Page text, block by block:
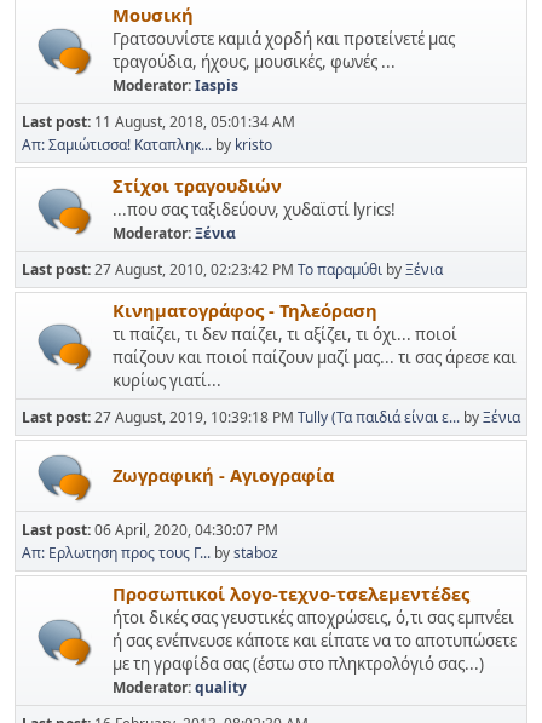
Μουσική
Γρατσουνίστε καμιά χορδή και προτείνετέ μας
τραγούδια, ήχους, μουσικές, φωνές ...
Moderator:Iaspis
Last post: 11 August, 2018, 05:01:34 AM
Απ: Σαμιώτισσα! Καταπληκ... by kristo
Στίχοι τραγουδιών
...που σας ταξιδεύουν, χυδαϊστί lyrics!
Moderator:Ξένια
Last post:27 August, 2010, 02:23:42 PM Το παραμύθι byΞένια
Κινηματογράφος - Τηλεόραση
τι παίζει, τι δεν παίζει, τι αξίζει, τι όχι... ποιοί
παίζουν και ποιοί παίζουν μαζί μας... τι σας άρεσε και
κυρίως γιατί...
Last post:27 August, 2019, 10:39:18 PM Tully (Τα παιδιά είναι ε... byΞένια
Ζωγραφική - Αγιογραφία
Last post:06 April, 2020, 04:30:07 PM
Απ: Ερλωτηση προς τους Γ... bystaboz
Προσωπικοί λογο-τεχνο-τσελεμεντέδες
ήτοι δικές σας γευστικές αποχρώσεις, ό,τι σας εμπνέει
ή σας ενέπνευσε κάποτε και είπατε να το αποτυπώσετε
με τη γραφίδα σας (έστω στο πληκτρολόγιό σας...)
Moderator:quality